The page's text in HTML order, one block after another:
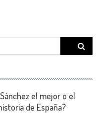
Search
for:
el mejor o el
de España?